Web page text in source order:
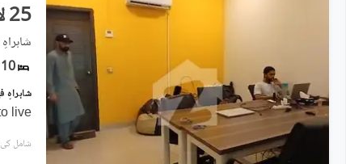
25 لاکھ
10
live
شامل کی:1 ہفتہ پہل